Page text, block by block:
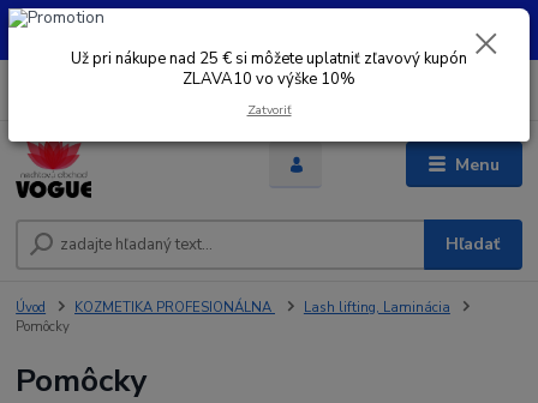
UŽ PRI NÁKUPE OD 30 € SI MOŽETE UPLATNIŤ ZĽAVOVÝ KUPÓN -
Menu
EUR
Hľadať
Úvod KOZMETIKA PROFESIONÁLNA
Lash lifting, Laminácia
Pomôcky
Pomôcky
Už pri nákupe nad 25 € si môžete uplatniť zľavový kupón
ZLAVA10 vo výške 10%
Zatvoriť